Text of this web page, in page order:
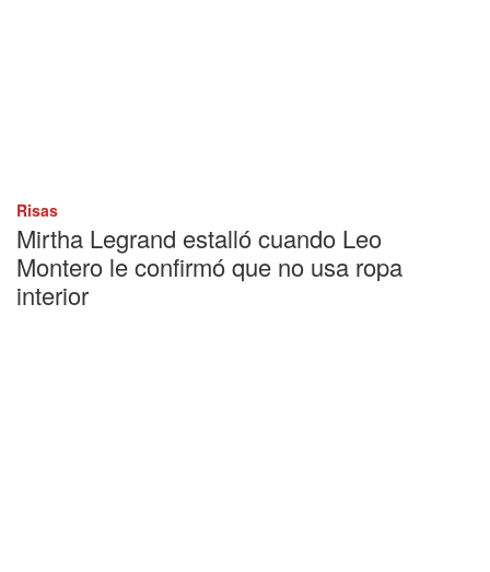
Risas
Mirtha Legrand estalló cuando Leo
Montero le confirmó que no usa ropa
interior